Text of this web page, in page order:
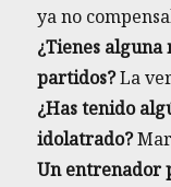
ya no
¿Tienes
partidos?La
¿Has tenido
idolatrado?
Un entrenador